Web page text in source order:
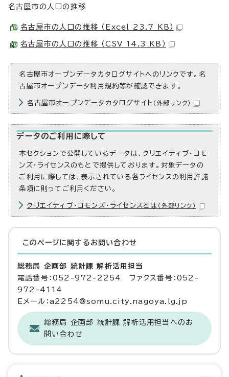
名古屋市の人口の推移
名古屋市の人口の推移 （Excel 23.7 KB）
名古屋市の人口の推移 （CSV 14.3 KB）
名古屋市オープンデータカタログサイトへのリンクです。名
古屋市オープンデータ利用規約等が確認できます。
名古屋市オープンデータカタログサイト （外部リンク）
データのご利用に際して
本セクションで公開しているデータは、クリエイティブ・コモ
ンズ・ライセンスのもとで提供しております。対象データの
ご利用に際しては、表示されている各ライセンスの利用許諾
条項に則ってご利用ください。
クリエイティブ・コモンズ・ライセンスとは （外部リンク）
このページに関する お問い合わせ
総務局 企画部 統計課 解析活用担当
電話番号：052-972-2254 ファクス番号：052-
972-4114
Eメール：a2254@somu.city.nagoya.lg.jp
総務局 企画部 統計課 解析活用担当へのお
問い合わせ